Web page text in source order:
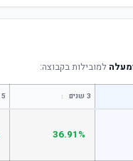
למובילות בקבוצה:
3 שנים ↕ 5 שנים
36.91%